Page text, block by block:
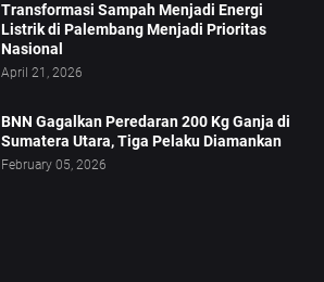
Transformasi Sampah Menjadi Energi
Listrik di Palembang Menjadi Prioritas
Nasional
April 21, 2026
BNN Gagalkan Peredaran 200 Kg Ganja di
Sumatera Utara, Tiga Pelaku Diamankan
February 05, 2026